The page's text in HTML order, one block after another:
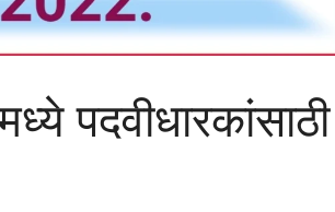
पदवीधारकांसाठी